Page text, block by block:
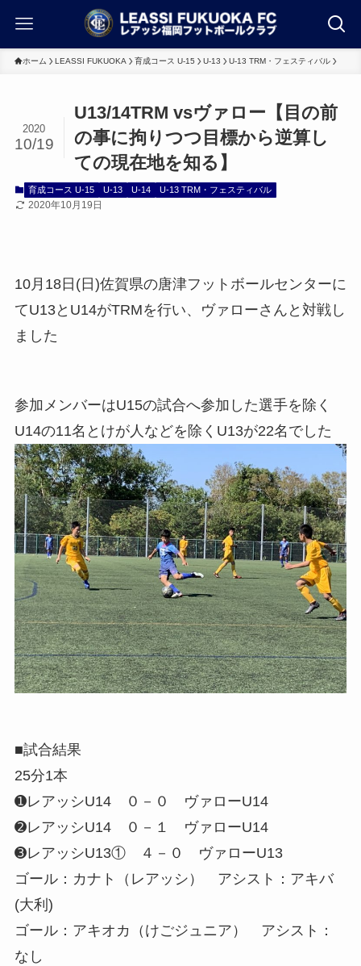
ホーム LEASSI FUKUOKA 育成コース U-15 U-13 U-13 TRM・フェスティバル
U13/14TRM vsヴァロー【目の前
の事に拘りつつ目標から逆算し
ての現在地を知る】
2020
10/19
育成コース U-15 U-13 U-14 U-13 TRM・フェスティバル
2020年10月19日
10月18日(日)佐賀県の唐津フットボールセンターに
てU13とU14がTRMを行い、ヴァローさんと対戦し
ました
参加メンバーはU15の試合へ参加した選手を除く
U14の11名とけが人などを除くU13が22名でした
■試合結果
25分1本
➊レアッシU14 ０－０ ヴァローU14
➋レアッシU14 ０－１ ヴァローU14
➌レアッシU13① ４－０ ヴァローU13
ゴール：カナト（レアッシ） アシスト：アキバ
(大利)
ゴール：アキオカ（けごジュニア） アシスト：
なし